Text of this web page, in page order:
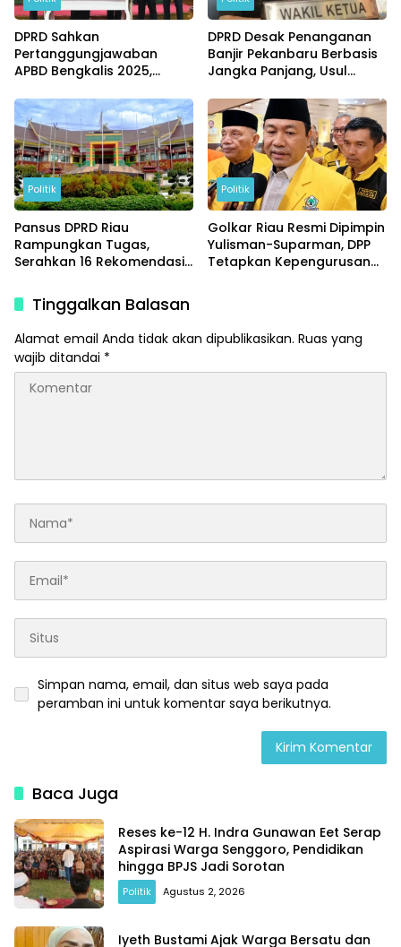
DPRD Sahkan
Pertanggungjawaban
APBD Bengkalis 2025,
Pemanfaatan SiLPA
DPRD Desak Penanganan
Banjir Pekanbaru Berbasis
Jangka Panjang, Usul
Kolam Retensi
Politik
Pansus DPRD Riau
Rampungkan Tugas,
Serahkan 16 Rekomendasi
Pendapatan Daerah
Politik
Golkar Riau Resmi Dipimpin
Yulisman-Suparman, DPP
Tetapkan Kepengurusan
Tinggalkan Balasan
Alamat email Anda tidak akan dipublikasikan. Ruas yang
wajib ditandai *
Simpan nama, email, dan situs web saya pada
peramban ini untuk komentar saya berikutnya.
Baca Juga
Reses ke-12 H. Indra Gunawan Eet Serap
Aspirasi Warga Senggoro, Pendidikan
hingga BPJS Jadi Sorotan
Politik Agustus 2, 2026
Iyeth Bustami Ajak Warga Bersatu dan